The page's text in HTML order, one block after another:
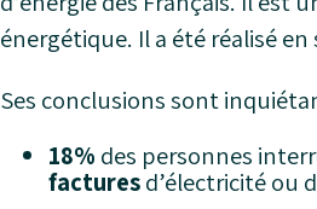
énergétique. Il a été réalisé
Ses conclusions sont
18% des personnes
facturesd’électricité ou